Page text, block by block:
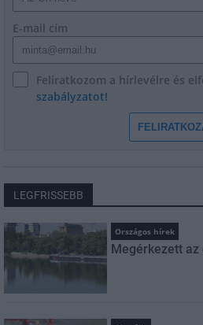
E-mail cím
Feliratkozom a hírlevélre és
szabályzatot!
LEGFRISSEBB
Országos hírek
Megérkezett az